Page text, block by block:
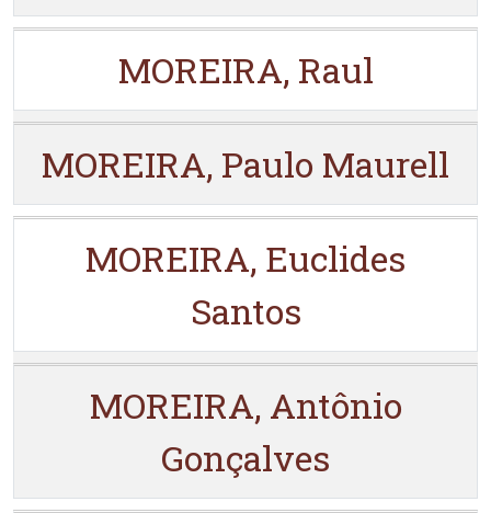
MOREIRA, Raul
MOREIRA, Paulo Maurell
MOREIRA, Euclides
Santos
MOREIRA, Antônio
Gonçalves